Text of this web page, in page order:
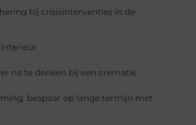
bij crisisinterventies in de
na te denken bij een crematie
bespaar op lange termijn met